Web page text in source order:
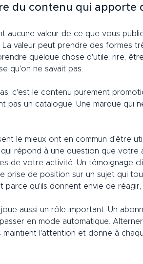
du contenu qui apporte
aucune valeur de ce que vous
La valeur peut prendre des formes
quelque chose d'utile, rire,
qu'on ne savait pas.
c'est le contenu purement
pas un catalogue. Une marque qui
le mieux ont en commun d'être
répond à une question que votre
de votre activité. Un témoignage
prise de position sur un sujet qui
parce qu'ils donnent envie de
aussi un rôle important. Un
en mode automatique.
maintient l'attention et donne à